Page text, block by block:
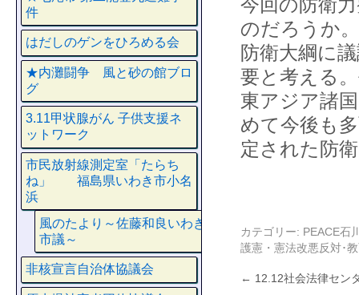
今回の防衛
のだろうか
防衛大綱に
要と考える
東アジア諸
めて今後も
定された防
カテゴリー: PEACE石
護憲・憲法改悪反対･
← 12.12社会法律セ
件
はだしのゲンをひろめる会
★内灘闘争 風と砂の館ブロ
グ
3.11甲状腺がん 子供支援ネ
ットワーク
市民放射線測定室「たらち
ね」 福島県いわき市小名
浜
風のたより～佐藤和良いわき
市議～
非核宣言自治体協議会